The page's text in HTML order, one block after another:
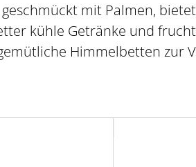
mit Palmen,
kühle Getränke und
Himmelbetten zur